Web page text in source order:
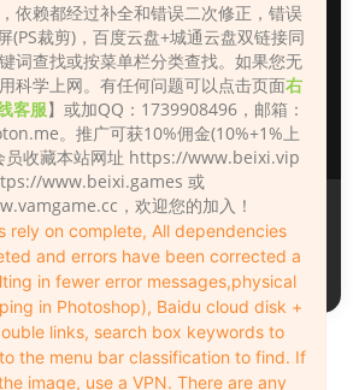
人物（Looks）
Estonia
3小时前
依赖都经过补全和错误二次修正，错误
(PS裁剪)，百度云盘+城通云盘双链接同
词查找或按菜单栏分类查找。如果您无
科学上网。有任何问题可以点击页面右
客服】或加QQ：1739908496，邮箱：
。推广可获10%佣金(10%+1%上
员收藏本站网址 https://www.beixi.vip
www.beixi.games 或
，欢迎您的加入！
rely on complete, All dependencies
and errors have been corrected a
in fewer error messages,physical
in Photoshop), Baidu cloud disk +
links, search box keywords to
the menu bar classification to find. If
image, use a VPN. There are any